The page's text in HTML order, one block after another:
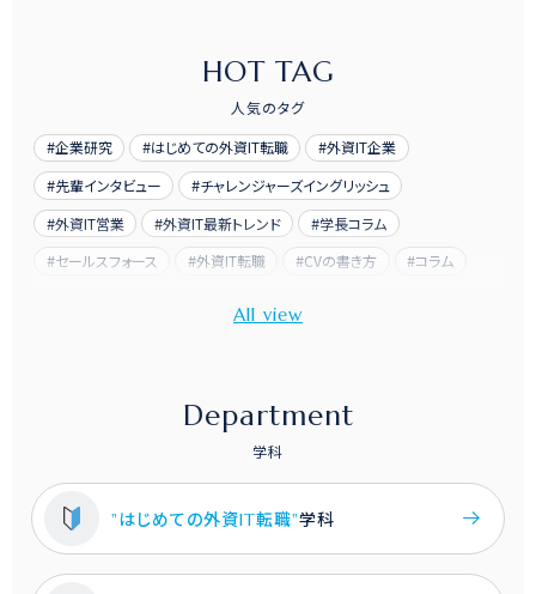
HOT TAG
人気のタグ
企業研究 はじめての外資IT転職
外資IT企業
先輩インタビュー
チャレンジャーズイングリッシュ
外資IT営業
外資IT最新トレンド
学長コラム
セールスフォース
外資IT転職 CVの書き方
コラム
Department
学科
"はじめての外資IT転職"学科